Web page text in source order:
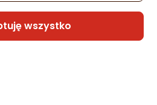
wszystko